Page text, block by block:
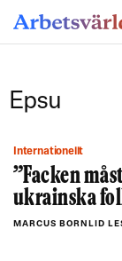
Epsu
Internationellt
”Facken
ukrainska
MARCUS BORNLID